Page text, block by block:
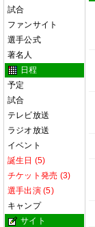
試合
ファンサイト
選手公式
著名人
日程
予定
試合
テレビ放送
ラジオ放送
イベント
誕生日 (5)
チケット発売 (3)
選手出演 (5)
キャンプ
サイト